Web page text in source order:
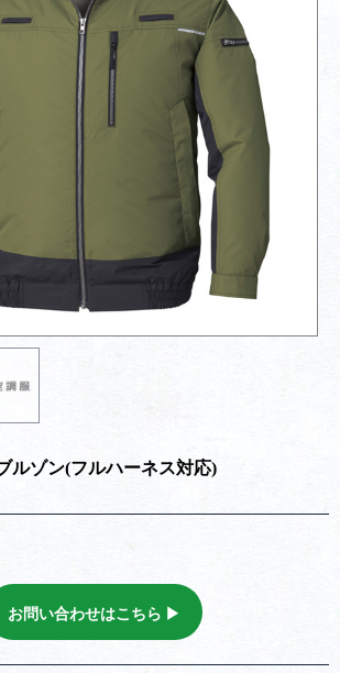
ルゾン(フルハーネス対応)
お問い合わせはこちら ▶︎